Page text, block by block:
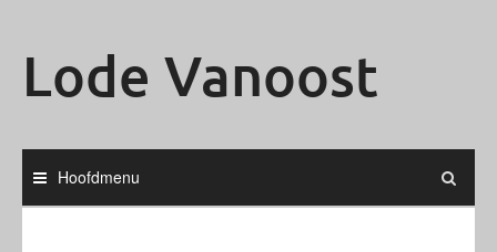
Lode Vanoost
Hoofdmenu